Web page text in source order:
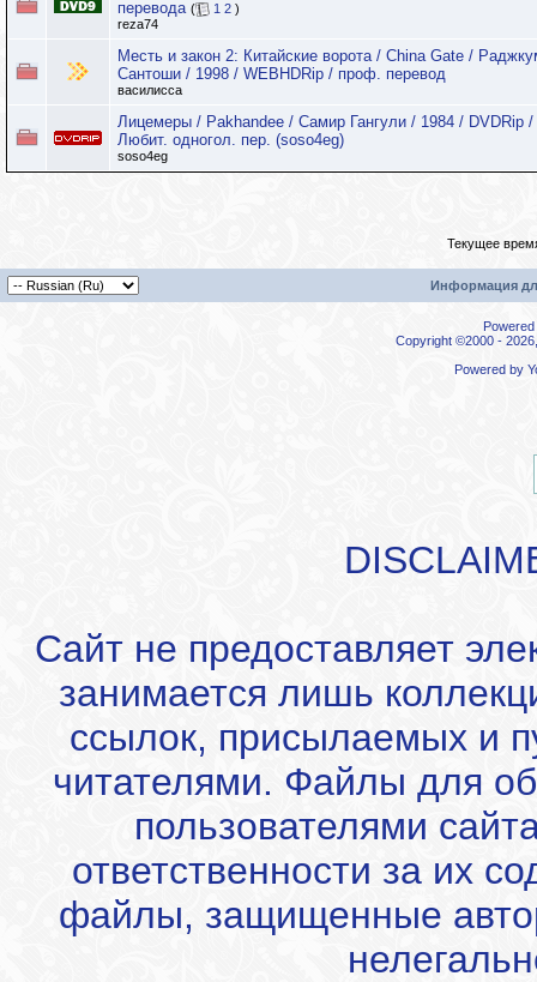
перевода ( 1 2 )
reza74
Месть и закон 2: Китайские ворота / China Gate /
Сантоши / 1998 / WEBHDRip / проф. перевод
василисса
Лицемеры / Pakhandее / Самир Гангули / 1984 / DVDRip /
Любит. одногол. пер. (soso4eg)
soso4eg
Текущее
Информация
Copyright ©2000 -
Powered by
Сайт не предоставляет
занимается лишь
ссылок, присылаемых и
читателями. Файлы для
пользователями
ответственности за их
файлы, защищенные